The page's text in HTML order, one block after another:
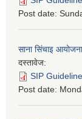
Post date:
साना सिंचाइ
दस्तावेज:
SIP
Post date: